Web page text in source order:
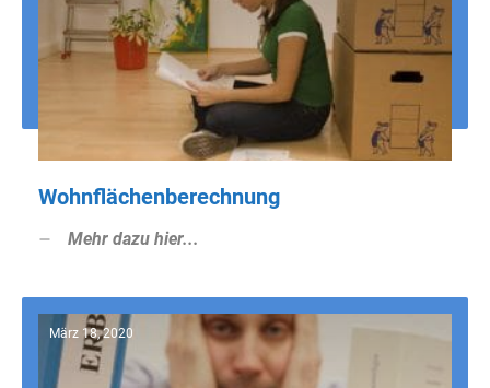
Wohnflächenberechnung
Mehr dazu hier...
März 18, 2020